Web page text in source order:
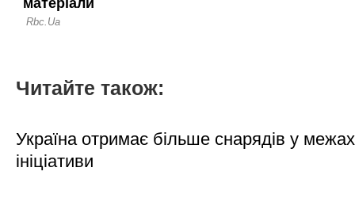
Читайте також:
Україна отримає більше снарядів у межах
ініціативи